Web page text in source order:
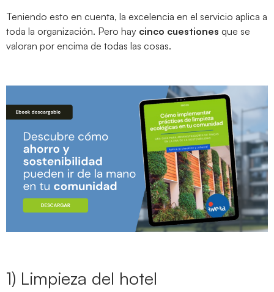
Teniendo esto en cuenta, la excelencia en el servicio aplica a
toda la organización. Pero hay cinco cuestiones que se
valoran por encima de todas las cosas.
1) Limpieza del hotel